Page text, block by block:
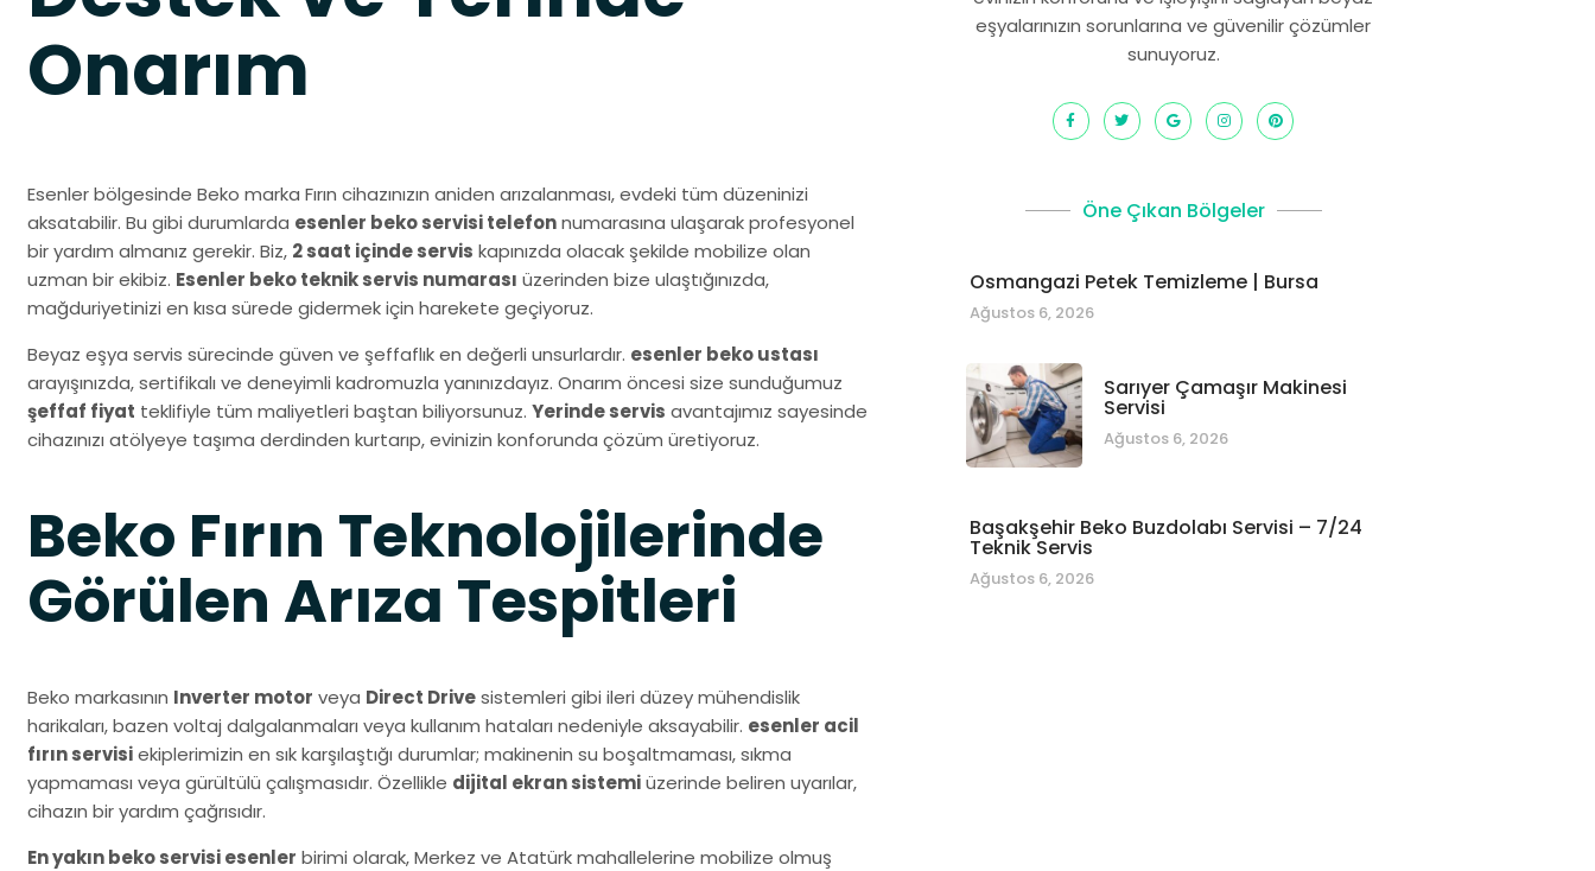
Onarım
Esenler bölgesinde Beko marka Fırın cihazınızın aniden arızalanması, evdeki tüm düzeninizi
aksatabilir. Bu gibi durumlarda esenler beko servisi telefonnumarasına ulaşarak profesyonel
bir yardım almanız gerekir. Biz, 2 saat içinde servis kapınızda olacak şekilde mobilize olan
uzman bir ekibiz. Esenler beko teknik servis numarası üzerinden bize ulaştığınızda,
mağduriyetinizi en kısa sürede gidermek için harekete geçiyoruz.
Beyaz eşya servis sürecinde güven ve şeffaflık en değerli unsurlardır. esenler beko ustası
arayışınızda, sertifikalı ve deneyimli kadromuzla yanınızdayız. Onarım öncesi size sunduğumuz
şeffaf fiyat teklifiyle tüm maliyetleri baştan biliyorsunuz. Yerinde servis avantajımız sayesinde
cihazınızı atölyeye taşıma derdinden kurtarıp, evinizin konforunda çözüm üretiyoruz.
Beko Fırın Teknolojilerinde
Görülen Arıza Tespitleri
Beko markasının Inverter motor veya Direct Drivesistemleri gibi ileri düzey mühendislik
harikaları, bazen voltaj dalgalanmaları veya kullanım hataları nedeniyle aksayabilir. esenler acil
fırın servisiekiplerimizin en sık karşılaştığı durumlar; makinenin su boşaltmaması, sıkma
yapmaması veya gürültülü çalışmasıdır. Özellikle dijital ekran sistemiüzerinde beliren uyarılar,
cihazın bir yardım çağrısıdır.
En yakın beko servisi esenler birimi olarak, Merkez ve Atatürk mahallelerine mobilize olmuş
eşyalarınızın sorunlarına ve güvenilir çözümler
sunuyoruz.
Öne Çıkan Bölgeler
Osmangazi Petek Temizleme | Bursa
Ağustos 6, 2026
Sarıyer Çamaşır Makinesi
Servisi
Ağustos 6, 2026
Başakşehir Beko Buzdolabı Servisi – 7/24
Teknik Servis
Ağustos 6, 2026